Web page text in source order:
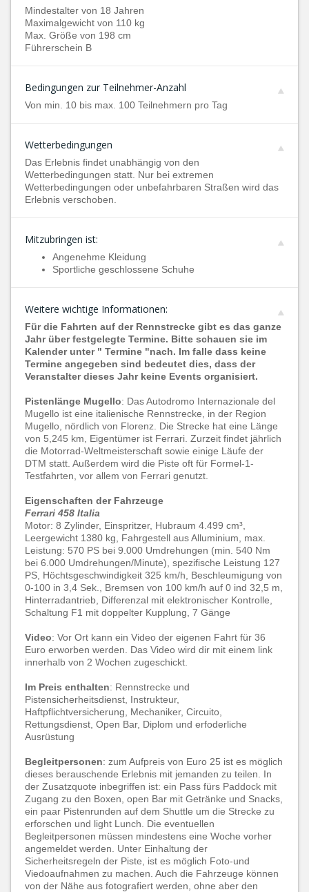
Mindestalter von 18 Jahren
Maximalgewicht von 110 kg
Max. Größe von 198 cm
Führerschein B
Bedingungen zur Teilnehmer-Anzahl
Von min. 10 bis max. 100 Teilnehmern pro Tag
Wetterbedingungen
Das Erlebnis findet unabhängig von den
Wetterbedingungen statt. Nur bei extremen
Wetterbedingungen oder unbefahrbaren Straßen wird das
Erlebnis verschoben.
Mitzubringen ist:
Angenehme Kleidung
Sportliche geschlossene Schuhe
Weitere wichtige Informationen:
Für die Fahrten auf der Rennstrecke gibt es das ganze
Jahr über festgelegte Termine. Bitte schauen sie im
Kalender unter " Termine "nach. Im falle dass keine
Termine angegeben sind bedeutet dies, dass der
Veranstalter dieses Jahr keine Events organisiert.
Pistenlänge Mugello: Das Autodromo Internazionale del
Mugello ist eine italienische Rennstrecke, in der Region
Mugello, nördlich von Florenz. Die Strecke hat eine Länge
von 5,245 km, Eigentümer ist Ferrari. Zurzeit findet jährlich
die Motorrad-Weltmeisterschaft sowie einige Läufe der
DTM statt. Außerdem wird die Piste oft für Formel-1-
Testfahrten, vor allem von Ferrari genutzt.
Eigenschaften der Fahrzeuge
Ferrari 458 Italia
Motor: 8 Zylinder, Einspritzer, Hubraum 4.499 cm³,
Leergewicht 1380 kg, Fahrgestell aus Alluminium, max.
Leistung: 570 PS bei 9.000 Umdrehungen (min. 540 Nm
bei 6.000 Umdrehungen/Minute), spezifische Leistung 127
PS, Höchtsgeschwindigkeit 325 km/h, Beschleumigung von
0-100 in 3,4 Sek., Bremsen von 100 km/h auf 0 ind 32,5 m,
Hinterradantrieb, Differenzal mit elektronischer Kontrolle,
Schaltung F1 mit doppelter Kupplung, 7 Gänge
Video: Vor Ort kann ein Video der eigenen Fahrt für 36
Euro erworben werden. Das Video wird dir mit einem link
innerhalb von 2 Wochen zugeschickt.
Im Preis enthalten: Rennstrecke und
Pistensicherheitsdienst, Instrukteur,
Haftpflichtversicherung, Mechaniker, Circuito,
Rettungsdienst, Open Bar, Diplom und erfoderliche
Ausrüstung
Begleitpersonen: zum Aufpreis von Euro 25 ist es möglich
dieses berauschende Erlebnis mit jemanden zu teilen. In
der Zusatzquote inbegriffen ist: ein Pass fürs Paddock mit
Zugang zu den Boxen, open Bar mit Getränke und Snacks,
ein paar Pistenrunden auf dem Shuttle um die Strecke zu
erforschen und light Lunch. Die eventuellen
Begleitpersonen müssen mindestens eine Woche vorher
angemeldet werden. Unter Einhaltung der
Sicherheitsregeln der Piste, ist es möglich Foto-und
Viedoaufnahmen zu machen. Auch die Fahrzeuge können
von der Nähe aus fotografiert werden, ohne aber den